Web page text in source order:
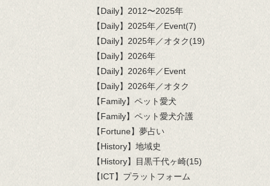
【Daily】2012〜2025年
【Daily】2025年／Event(7)
【Daily】2025年／オタク(19)
【Daily】2026年
【Daily】2026年／Event
【Daily】2026年／オタク
【Family】ペット愛犬
【Family】ペット愛犬介護
【Fortune】夢占い
【History】地域史
【History】目黒千代ヶ崎(15)
【ICT】プラットフォーム